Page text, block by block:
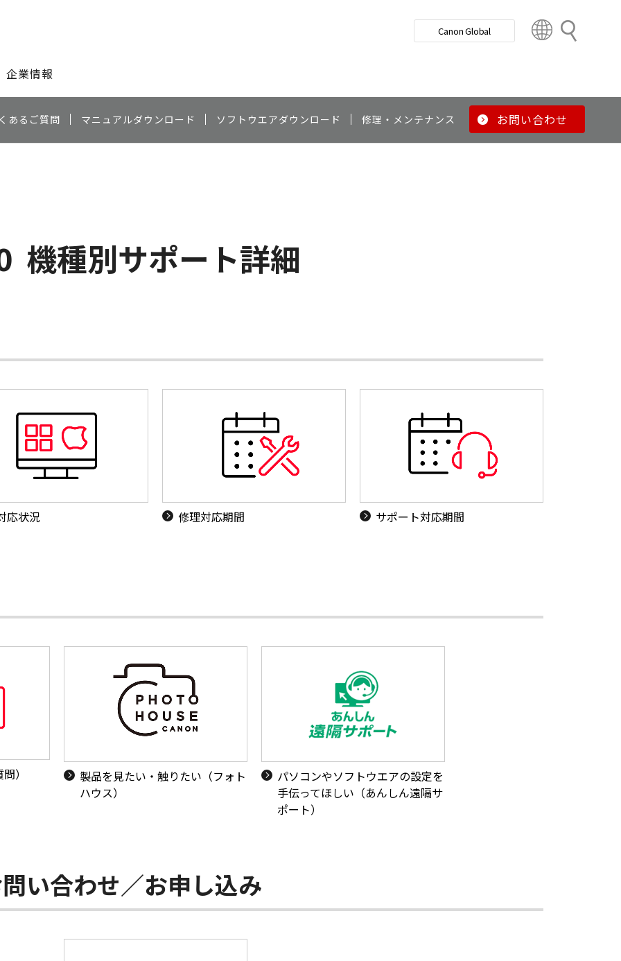
検
企業情報
Canon Global
t
y
あるご質問 マニュアルダウンロード ソフトウエアダウンロード 修理・メンテナンス お問い合わせ
機種別サポート詳細
応状況 修理対応期間 サポート対応期間
）
製品を見たい・触りたい（フォト
ハウス）
パソコンやソフトウエアの設定を
手伝ってほしい（あんしん遠隔サ
ポート）
い合わせ／お申し込み